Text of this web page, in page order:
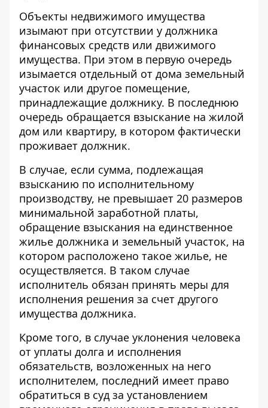
Объекты недвижимого имущества
изымают при отсутствии у должника
финансовых средств или движимого
имущества. При этом в первую очередь
изымается отдельный от дома земельный
участок или другое помещение,
принадлежащие должнику. В последнюю
очередь обращается взыскание на жилой
дом или квартиру, в котором фактически
проживает должник.
В случае, если сумма, подлежащая
взысканию по исполнительному
производству, не превышает 20 размеров
минимальной заработной платы,
обращение взыскания на единственное
жилье должника и земельный участок, на
котором расположено такое жилье, не
осуществляется. В таком случае
исполнитель обязан принять меры для
исполнения решения за счет другого
имущества должника.
Кроме того, в случае уклонения человека
от уплаты долга и исполнения
обязательств, возложенных на него
исполнителем, последний имеет право
обратиться в суд за установлением